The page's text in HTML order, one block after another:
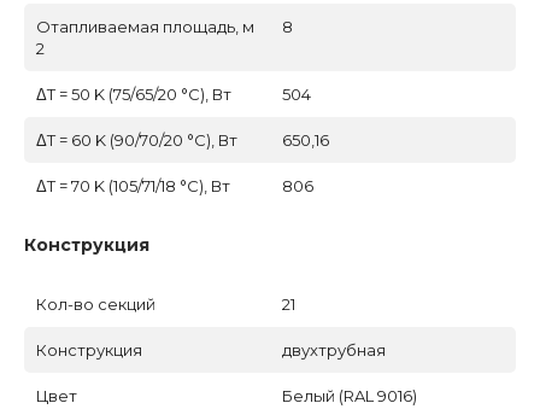
Отапливаемая площадь, м
2
8
ΔT = 50 K (75/65/20 °C), Вт 504
ΔT = 60 K (90/70/20 °C), Вт 650,16
ΔT = 70 K (105/71/18 °C), Вт 806
Конструкция
Кол-во секций 21
Конструкция двухтрубная
Цвет Белый (RAL 9016)